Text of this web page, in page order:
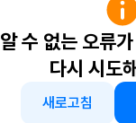
알 수 없는 오류
다시 시도
새로고침